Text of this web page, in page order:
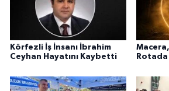
Körfezli İş İnsanı İbrahim
Ceyhan Hayatını Kaybetti